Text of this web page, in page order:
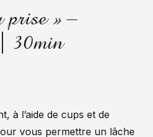
prise » –
30min
à l’aide de cups et de
vous permettre un lâche